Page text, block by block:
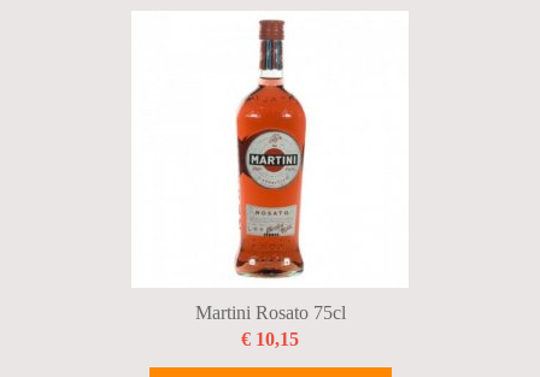
Martini Rosato 75cl
€ 10,15